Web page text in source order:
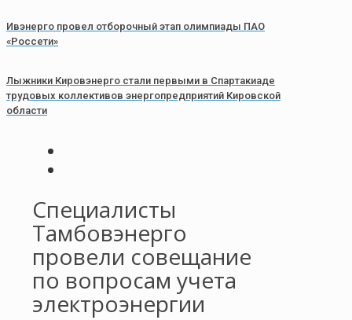
Ивэнерго провел отборочный этап олимпиады ПАО
«Россети»
Лыжники Кировэнерго стали первыми в Спартакиаде
трудовых коллективов энергопредприятий Кировской
области
Специалисты
Тамбовэнерго
провели совещание
по вопросам учета
электроэнергии